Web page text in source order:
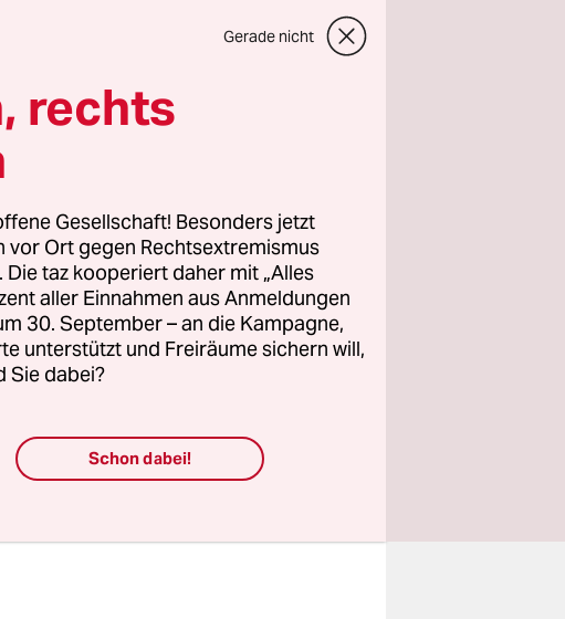
Werken wie
wie Ivie“
sich ansieht,
von
die Brüder
kann Fiktion
Gerade nicht
rechts
Gesellschaft! Besonders jetzt
vor Ort gegen Rechtsextremismus
taz kooperiert daher mit „Alles
aller Einnahmen aus Anmeldungen
30. September – an die Kampagne,
unterstützt und Freiräume sichern will,
Sie dabei?
Schon dabei!